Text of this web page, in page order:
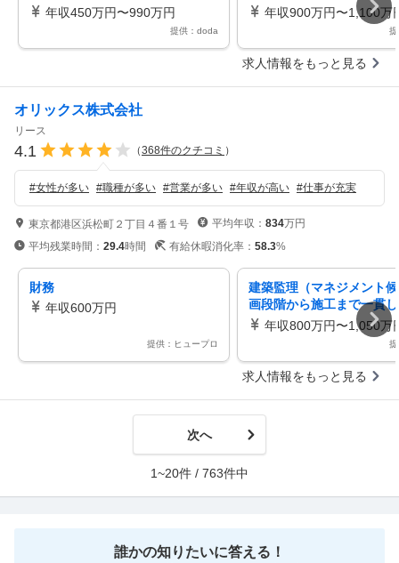
宇宙産業の成長を支える＃AN343
年収450万円〜990万円
提供：doda
リモート可 ＃PB3724
年収900万円〜1,100万
求人情報をもっと見る
オリックス株式会社
リース
4.1 （368件のクチコミ ）
#女性が多い #職種が多い #営業が多い #年収が高い #仕事が充実
東京都港区浜松町２丁目４番１号 平均年収： 834万円
平均残業時間： 29.4時間 有給休暇消化率： 58.3%
財務
年収600万円
提供：ヒュープロ
建築監理（マネジメント
画段階から施工まで一貫
推進一級建築士・建築設
年収800万円〜1,050万
求人情報をもっと見る
次へ
1~20件 / 763件中
誰かの知りたいに答える！